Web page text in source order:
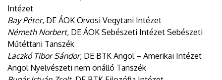
Intézet
Bay Péter, DE ÁOK Orvosi Vegytani Intézet
Németh Norbert, DE ÁOK Sebészeti Intézet Sebészeti
Műtéttani Tanszék
Laczkó Tibor Sándor, DE BTK Angol – Amerikai Intézet
Angol Nyelvészeti nem önálló Tanszék